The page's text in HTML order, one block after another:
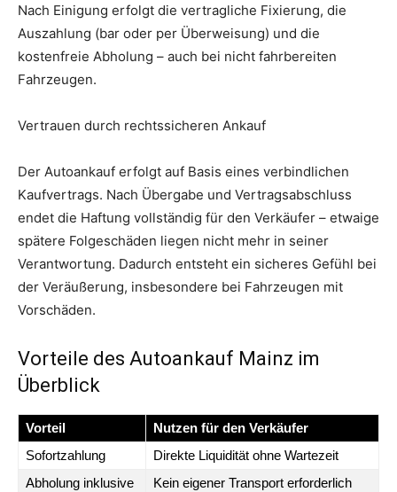
Nach Einigung erfolgt die vertragliche Fixierung, die
Auszahlung (bar oder per Überweisung) und die
kostenfreie Abholung – auch bei nicht fahrbereiten
Fahrzeugen.
Vertrauen durch rechtssicheren Ankauf
Der Autoankauf erfolgt auf Basis eines verbindlichen
Kaufvertrags. Nach Übergabe und Vertragsabschluss
endet die Haftung vollständig für den Verkäufer – etwaige
spätere Folgeschäden liegen nicht mehr in seiner
Verantwortung. Dadurch entsteht ein sicheres Gefühl bei
der Veräußerung, insbesondere bei Fahrzeugen mit
Vorschäden.
Vorteile des Autoankauf Mainz im
Überblick
Vorteil
Nutzen für den Verkäufer
Sofortzahlung
Direkte Liquidität ohne Wartezeit
Abholung inklusive
Kein eigener Transport erforderlich